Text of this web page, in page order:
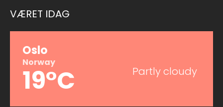
VÆRET IDAG
Oslo
Norway
19°C Partly cloudy